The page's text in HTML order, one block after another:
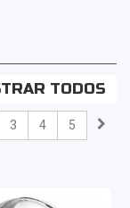
TODOS
3 4 5